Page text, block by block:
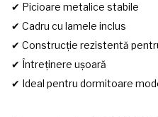
✔ Picioare metalice stabile
✔ Cadru cu lamele inclus
✔ Construcție rezistentă
✔ Întreținere ușoară
✔ Ideal pentru dormitoare